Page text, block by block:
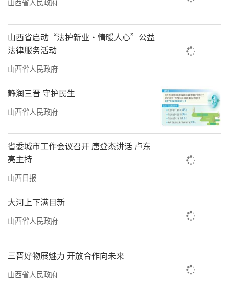
山西省启动“法护新业·情暖人心”公益
法律服务活动
山西省人民政府
静润三晋 守护民生
山西省人民政府
省委城市工作会议召开 唐登杰讲话 卢东
亮主持
山西日报
大河上下满目新
山西省人民政府
三晋好物展魅力 开放合作向未来
山西省人民政府